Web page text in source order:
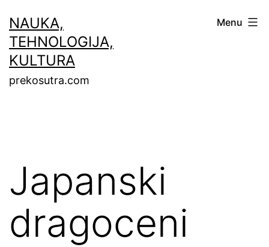
to
content
NAUKA,
TEHNOLOGIJA,
KULTURA
prekosutra.com
Menu
Japanski
dragoceni